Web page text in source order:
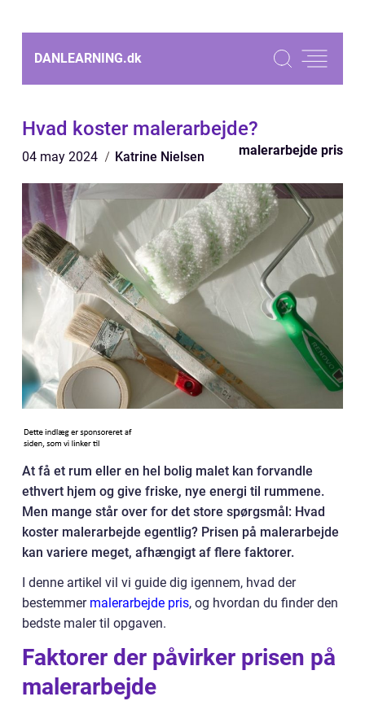
DANLEARNING.dk
Hvad koster malerarbejde?
04 may 2024 Katrine Nielsen malerarbejde pris
At få et rum eller en hel bolig malet kan forvandle
ethvert hjem og give friske, nye energi til rummene.
Men mange står over for det store spørgsmål: Hvad
koster malerarbejde egentlig? Prisen på malerarbejde
kan variere meget, afhængigt af flere faktorer.
I denne artikel vil vi guide dig igennem, hvad der
bestemmer malerarbejde pris, og hvordan du finder den
bedste maler til opgaven.
Faktorer der påvirker prisen på
malerarbejde